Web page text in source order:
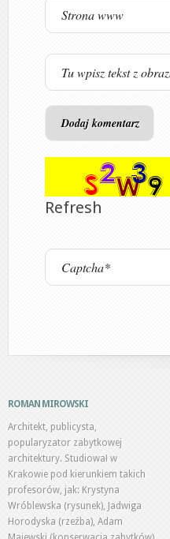
Refresh
ROMAN MIROWSKI
Architekt, publicysta,
popularyzator zabytkowej
architektury. Studiował w
Krakowie pod kierunkiem takich
profesorów, jak: Krystyna
Wróblewska (rysunek), Jadwiga
Horodyska (rzeźba), Adam